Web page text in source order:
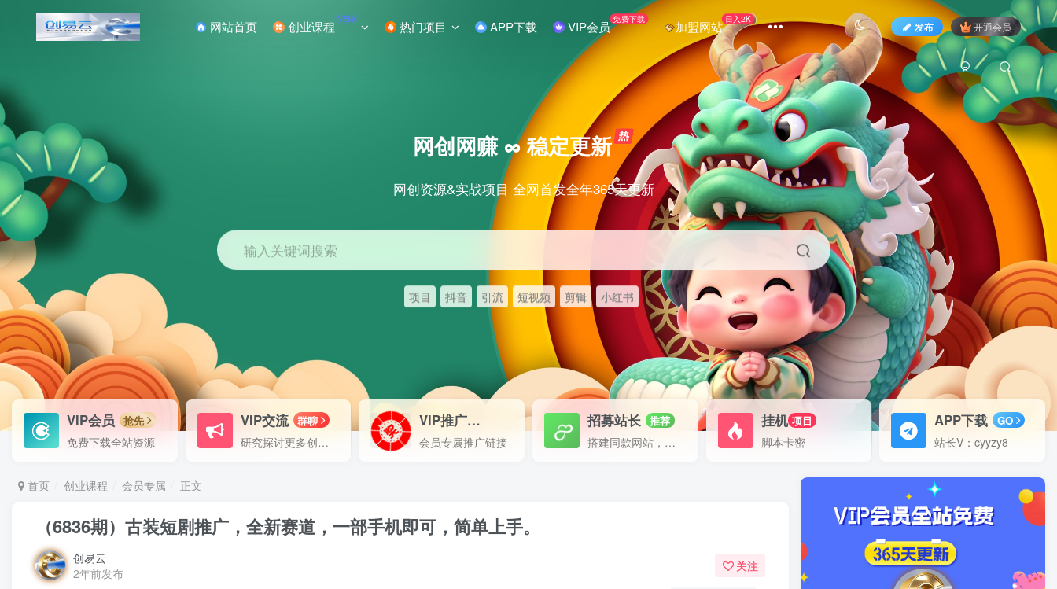
网站首页 创业课程 NEW 热门项目 APP下载 VIP会员 免费下载 加盟网站 日入2K
发布 开通会员
网创网赚 ∞ 稳定更新
网创资源&实战项目 全网首发全年365天更新
输入关键词搜索
项目 抖音 引流 短视频 剪辑 小红书
VIP会员 抢先
免费下载全站资源
VIP交流 群聊
研究探讨更多创业项目路子。
VIP推广70%分佣
会员专属推广链接
招募站长 推荐
搭建同款网站，自己当老板
挂机 项目
脚本卡密
APP下载 GO
站长V：cyyzy8
首页 创业课程 会员专属 正文
（6836期）古装短剧推广，全新赛道，一部手机即可，简单上手。
创易云
2年前发布
关注